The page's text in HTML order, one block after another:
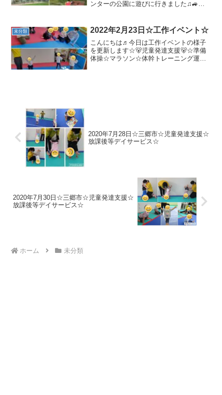
ンターの公園に遊びに行きました♫🚙心
山も登ったり下りたり・・・たくさん動
きました✨🐻放課後等...
未分類 2022年2月23日☆工作イベント☆
こんにちは♬今日は工作イベントの様子
を更新します☆🐻児童発達支援🐻☆準備
体操☆マラソン☆体幹トレーニング運動
2020年7月28日☆三郷市☆児童発達支援☆
放課後等デイサービス☆
2020年7月30日☆三郷市☆児童発達支援☆
放課後等デイサービス☆
ホーム 未分類